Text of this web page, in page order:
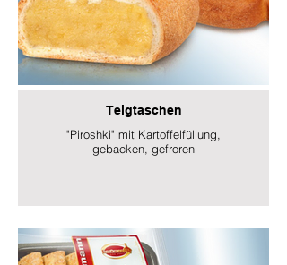
Teigtaschen
"Piroshki" mit Kartoffelfüllung,
gebacken, gefroren